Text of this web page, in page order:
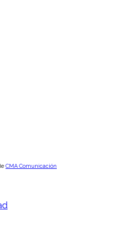
CMA Comunicación